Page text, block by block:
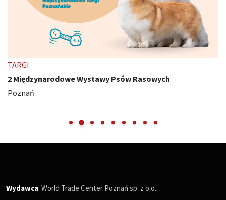
TARGI
2 Międzynarodowe Wystawy Psów Rasowych
Poznań
Wydawca: World Trade Center Poznań sp. z o.o.